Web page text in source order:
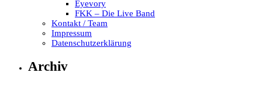
Eyevory
FKK – Die Live Band
Kontakt / Team
Impressum
Datenschutzerklärung
Archiv